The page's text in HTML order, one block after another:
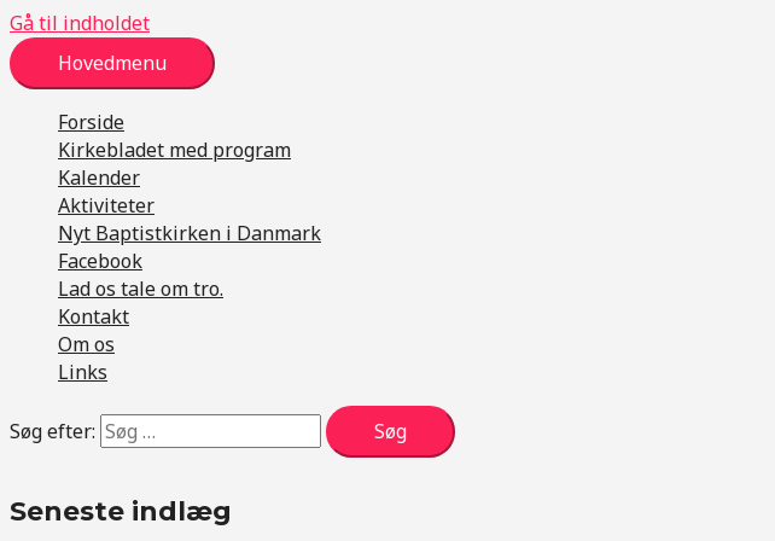
Gå til indholdet
Hovedmenu
Forside
Kirkebladet med program
Kalender
Aktiviteter
Nyt Baptistkirken i Danmark
Facebook
Lad os tale om tro.
Kontakt
Om os
Links
Søg efter:
Seneste indlæg